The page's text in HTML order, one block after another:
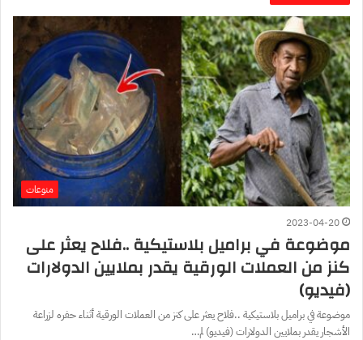
منوعات
2023-04-20
موضوعة في براميل بلاستيكية ..فلاح يعثر على
كنز من العملات الورقية يقدر بملايين الدولارات
(فيديو)
موضوعة في براميل بلاستيكية ..فلاح يعثر على كنز من العملات الورقية أثناء حفره لزراعة
الأشجار يقدر بملايين الدولارات (فيديو) لم…